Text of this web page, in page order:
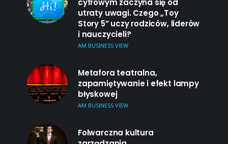
cyfrowym zaczyna się od
utraty uwagi. Czego „Toy
Story 5” uczy rodziców, liderów
i nauczycieli?
AM BUSINESS VIEW
Metafora teatralna,
zapamiętywanie i efekt lampy
błyskowej
AM BUSINESS VIEW
Folwarczna kultura